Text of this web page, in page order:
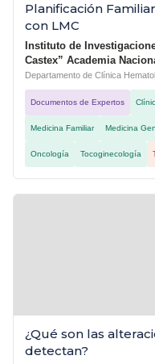
Planificación
con LMC
Instituto de
Castex” Academia
Departamento de Clínica
Documentos de Expertos
Medicina Familiar Medicina
Oncología Tocoginecología
¿Qué son las
detectan?